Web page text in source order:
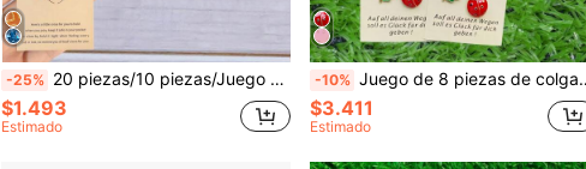
-25% 20 piezas/10 piezas/Juego Llavero con colgante de cruz hueca de 11x24mm, diseño minimalista, anillo de metal redondo de 20mm de diámetro exterior sin cadena, accesorio para coche, adecuado para personas con creencias religiosas o que buscan fortaleza espiritual, también se puede usar como un regalo exquisito para transmitir el hermoso significado de "La fe está contigo" a amigos y familiares con la misma creencia
$1.493
Estimado
-10% Juego de 8 piezas de colgantes de llavero con mariquita de la suerte & trébol de cuatro hojas - Con tarjetas - Trae buena suerte a la familia & amigos - Regalo perfecto para cumpleaños, fiesta, graduación, Navidad, Acción de Gracias, Año Nuevo, regalo para el maestro, regalo de agradecimiento
$3.411
Estimado